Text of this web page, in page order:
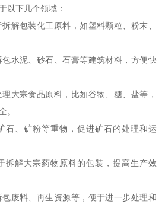
以下几个领域：
解包装化工原料，如塑料颗粒、粉末、
水泥、砂石、石膏等建筑材料，方便快
大宗食品原料，比如谷物、糖、盐等，
。
、矿粉等重物，促进矿石的处理和运
解大宗药物原料的包装，提高生产效
废料、再生资源等，便于进一步处理和